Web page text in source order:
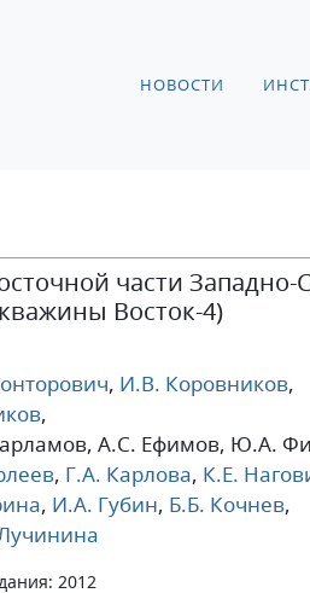
НОВОСТИ
части
Восток-4)
, И.В. Коровников,
,
, А.С. Ефимов, Ю.А.
, Г.А. Карлова, К.Е.
, И.А. Губин, Б.Б. Кочнев,
2012